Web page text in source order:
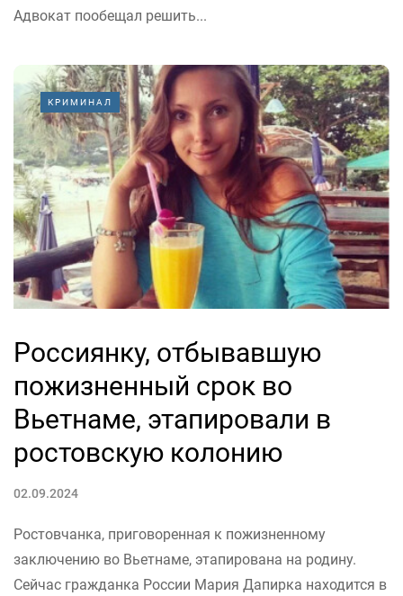
Адвокат пообещал решить...
КРИМИНАЛ
Россиянку, отбывавшую
пожизненный срок во
Вьетнаме, этапировали в
ростовскую колонию
02.09.2024
Ростовчанка, приговоренная к пожизненному
заключению во Вьетнаме, этапирована на родину.
Сейчас гражданка России Мария Дапирка находится в